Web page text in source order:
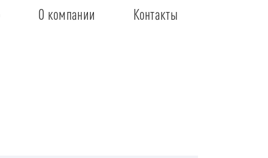
О компании Контакты